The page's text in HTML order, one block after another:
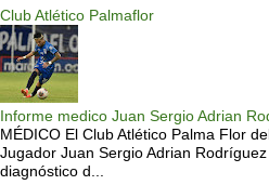
Club Atlético Palmaflor
Informe medico Juan Sergio Adrian
MÉDICO El Club Atlético Palma Flor
Jugador Juan Sergio Adrian
diagnóstico d...